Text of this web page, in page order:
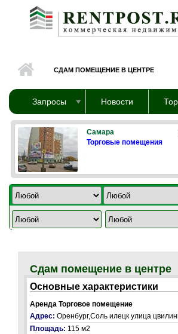
Перейти к основному содержанию
СДАМ ПОМЕЩЕНИЕ В ЦЕНТРЕ
Запросы Новости
Самара
Торговые помещения
Сдам помещение в центре
Основные характеристики
Аренда Торговое помещение
Адрес: Оренбург,Соль илецк улица
Площадь: 115 м2